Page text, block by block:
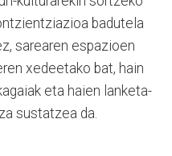
badutela
sarearen espazioen
xedeetako bat, hain
eta haien lanketa-
sustatzea da.